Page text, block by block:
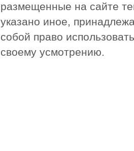
размещенные на сайте
указано иное,
собой право
своему усмотрению.